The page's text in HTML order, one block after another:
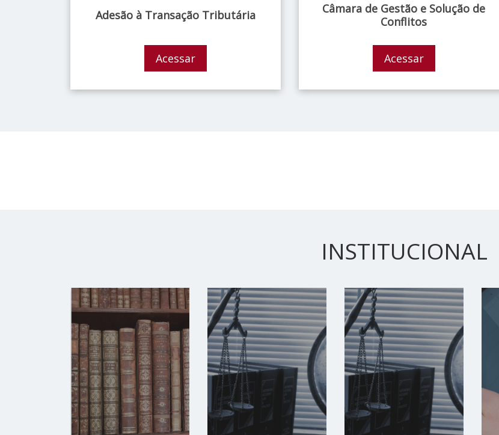
Adesão à Transação Tributária
Acessar
Câmara de Gestão e Solução de
Conflitos
Acessar
INSTITUCIONAL